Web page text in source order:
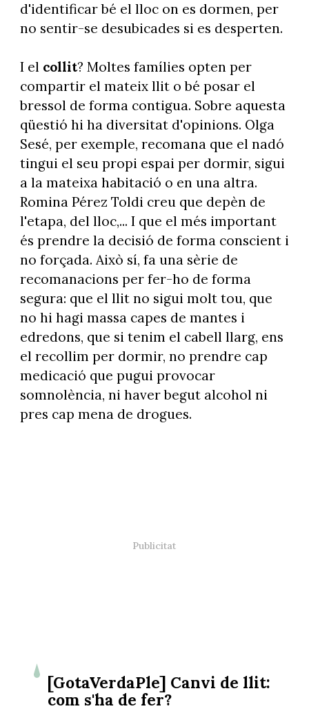
d'identificar bé el lloc on es dormen, per
no sentir-se desubicades si es desperten.
I el collit? Moltes famílies opten per
compartir el mateix llit o bé posar el
bressol de forma contigua. Sobre aquesta
qüestió hi ha diversitat d'opinions. Olga
Sesé, per exemple, recomana que el nadó
tingui el seu propi espai per dormir, sigui
a la mateixa habitació o en una altra.
Romina Pérez Toldi creu que depèn de
l'etapa, del lloc,... I que el més important
és prendre la decisió de forma conscient i
no forçada. Això sí, fa una sèrie de
recomanacions per fer-ho de forma
segura: que el llit no sigui molt tou, que
no hi hagi massa capes de mantes i
edredons, que si tenim el cabell llarg, ens
el recollim per dormir, no prendre cap
medicació que pugui provocar
somnolència, ni haver begut alcohol ni
pres cap mena de drogues.
[GotaVerdaPle] Canvi de llit:
com s'ha de fer?